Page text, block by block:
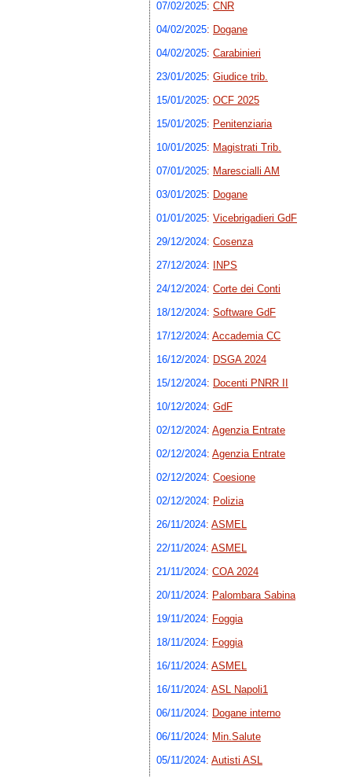
07/02/2025: CNR
04/02/2025: Dogane
04/02/2025: Carabinieri
23/01/2025: Giudice trib.
15/01/2025: OCF 2025
15/01/2025: Penitenziaria
10/01/2025: Magistrati Trib.
07/01/2025: Marescialli AM
03/01/2025: Dogane
01/01/2025: Vicebrigadieri GdF
29/12/2024: Cosenza
27/12/2024:
INPS
24/12/2024: Corte dei Conti
18/12/2024: Software GdF
17/12/2024: Accademia CC
16/12/2024: DSGA 2024
15/12/2024: Docenti PNRR II
10/12/2024: GdF
02/12/2024: Agenzia Entrate
02/12/2024: Agenzia Entrate
02/12/2024: Coesione
02/12/2024: Polizia
26/11/2024: ASMEL
22/11/2024: ASMEL
21/11/2024: COA 2024
20/11/2024: Palombara Sabina
19/11/2024: Foggia
18/11/2024: Foggia
16/11/2024: ASMEL
16/11/2024: ASL Napoli1
06/11/2024: Dogane interno
06/11/2024: Min.Salute
05/11/2024: Autisti ASL